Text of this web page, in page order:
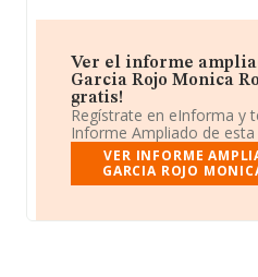
Ver el informe
Garcia Rojo Monica
gratis!
Regístrate en eInforma y
Informe Ampliado de esta
VER INFORME
GARCIA ROJO